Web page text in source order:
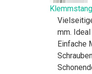
mm.
Einfache